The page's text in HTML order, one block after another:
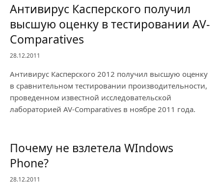
Антивирус Касперского получил
высшую оценку в тестировании AV-
Comparatives
28.12.2011
Антивирус Касперского 2012 получил высшую оценку
в сравнительном тестировании производительности,
проведенном известной исследовательской
лабораторией AV-Comparatives в ноябре 2011 года.
Почему не взлетела WIndows
Phone?
28.12.2011